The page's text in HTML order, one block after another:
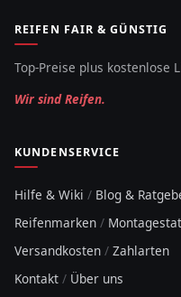
REIFEN FAIR & GÜNSTIG
Top-Preise plus kostenlose
Wir sind Reifen.
KUNDENSERVICE
Hilfe & Wiki / Blog &
Reifenmarken /
Versandkosten / Zahlarten
Kontakt / Über uns